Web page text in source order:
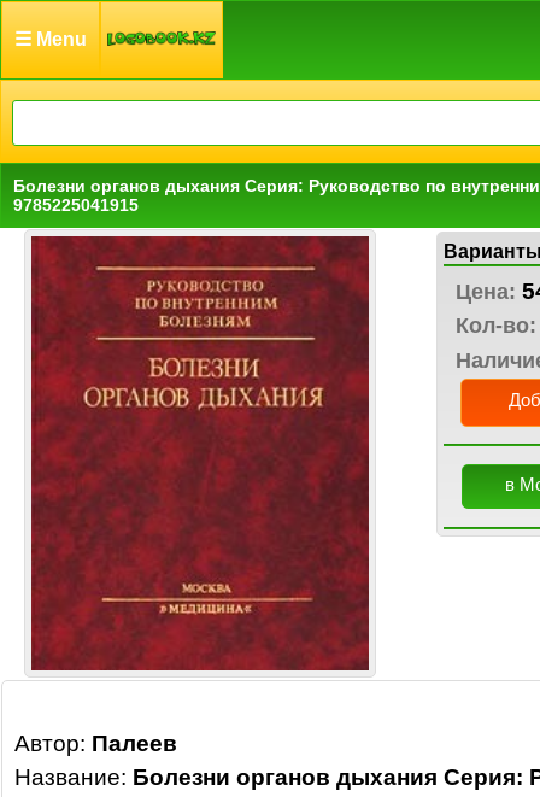
☰ Menu
Болезни органов дыхания Серия: Руководство по
9785225041915
Цена:
Кол-во:
в
Автор: Палеев
Название: Болезни органов дыхания Серия: